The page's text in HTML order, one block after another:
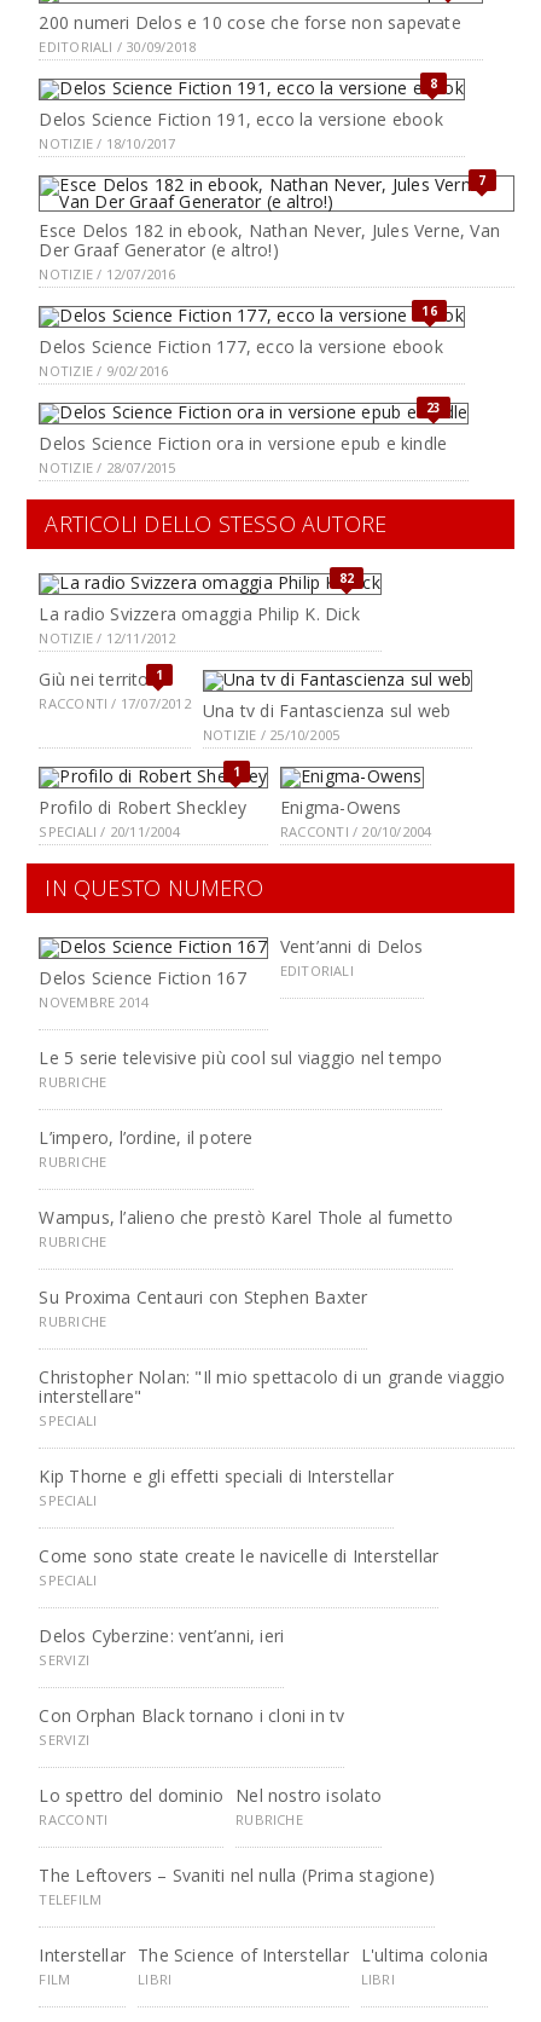
200 numeri Delos e 10 cose che forse non sapevate
EDITORIALI / 30/09/2018
8
Delos Science Fiction 191, ecco la versione ebook
NOTIZIE / 18/10/2017
7
Esce Delos 182 in ebook, Nathan Never, Jules Verne, Van
Der Graaf Generator (e altro!)
NOTIZIE / 12/07/2016
16
Delos Science Fiction 177, ecco la versione ebook
NOTIZIE / 9/02/2016
23
Delos Science Fiction ora in versione epub e kindle
NOTIZIE / 28/07/2015
ARTICOLI DELLO STESSO AUTORE
82
La radio Svizzera omaggia Philip K. Dick
NOTIZIE / 12/11/2012
1
Giù nei territori
RACCONTI / 17/07/2012 Una tv di Fantascienza sul web
NOTIZIE / 25/10/2005
1
Profilo di Robert Sheckley
SPECIALI / 20/11/2004
Enigma-Owens
RACCONTI / 20/10/2004
IN QUESTO NUMERO
Delos Science Fiction 167
NOVEMBRE 2014
Vent’anni di Delos
EDITORIALI
Le 5 serie televisive più cool sul viaggio nel tempo
RUBRICHE
L’impero, l’ordine, il potere
RUBRICHE
Wampus, l’alieno che prestò Karel Thole al fumetto
RUBRICHE
Su Proxima Centauri con Stephen Baxter
RUBRICHE
Christopher Nolan: "Il mio spettacolo di un grande viaggio
interstellare"
SPECIALI
Kip Thorne e gli effetti speciali di Interstellar
SPECIALI
Come sono state create le navicelle di Interstellar
SPECIALI
Delos Cyberzine: vent’anni, ieri
SERVIZI
Con Orphan Black tornano i cloni in tv
SERVIZI
Lo spettro del dominio
RACCONTI
Nel nostro isolato
RUBRICHE
The Leftovers – Svaniti nel nulla (Prima stagione)
TELEFILM
Interstellar
FILM
The Science of Interstellar
LIBRI
L'ultima colonia
LIBRI